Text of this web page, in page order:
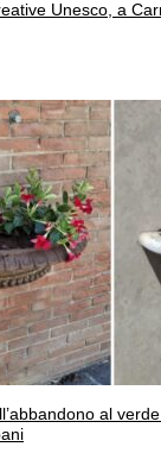
Unesco, a
al